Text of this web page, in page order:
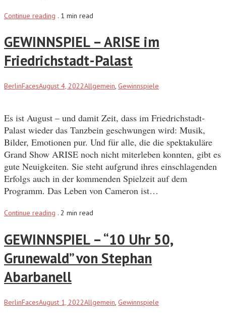
Continue reading . 1 min read
GEWINNSPIEL – ARISE im
Friedrichstadt-Palast
BerlinFacesAugust 4, 2022Allgemein, Gewinnspiele
Es ist August – und damit Zeit, dass im Friedrichstadt-
Palast wieder das Tanzbein geschwungen wird: Musik,
Bilder, Emotionen pur. Und für alle, die die spektakuläre
Grand Show ARISE noch nicht miterleben konnten, gibt es
gute Neuigkeiten. Sie steht aufgrund ihres einschlagenden
Erfolgs auch in der kommenden Spielzeit auf dem
Programm. Das Leben von Cameron ist…
Continue reading . 2 min read
GEWINNSPIEL – “10 Uhr 50,
Grunewald” von Stephan
Abarbanell
BerlinFacesAugust 1, 2022Allgemein, Gewinnspiele